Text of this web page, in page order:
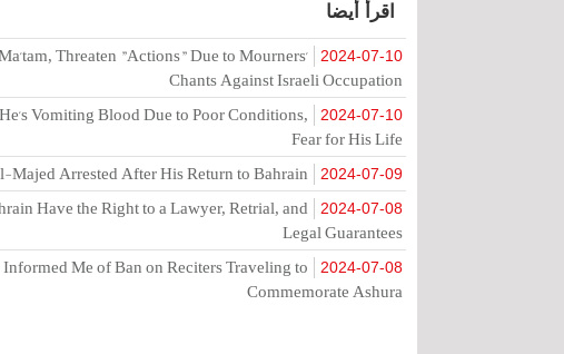
اقرأ أيضا
2024-07-10
Threaten "Actions" Due to Mourners'
Chants Against Israeli Occupation
2024-07-10
Vomiting Blood Due to Poor Conditions,
Fear for His Life
2024-07-09
Majed Arrested After His Return to Bahrain
2024-07-08
Have the Right to a Lawyer, Retrial, and
Legal Guarantees
2024-07-08
Me of Ban on Reciters Traveling to
Commemorate Ashura